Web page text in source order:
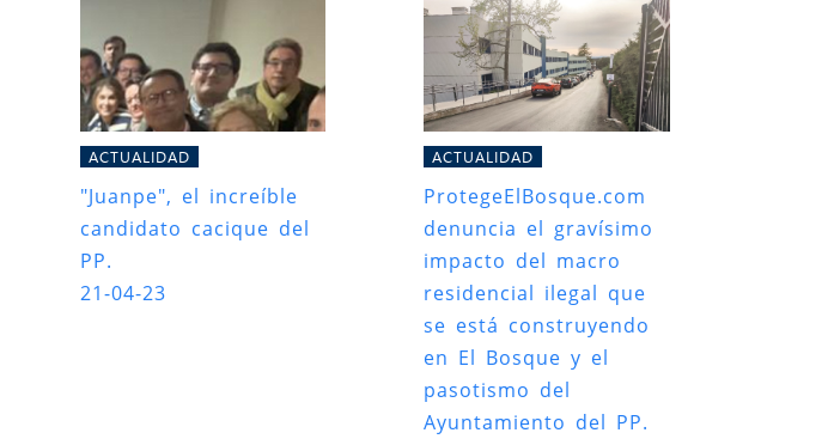
ACTUALIDAD
"Juanpe", el increíble
candidato cacique del
PP.
21-04-23
ACTUALIDAD
ProtegeElBosque.com
denuncia el gravísimo
impacto del macro
residencial ilegal que
se está construyendo
en El Bosque y el
pasotismo del
Ayuntamiento del PP.